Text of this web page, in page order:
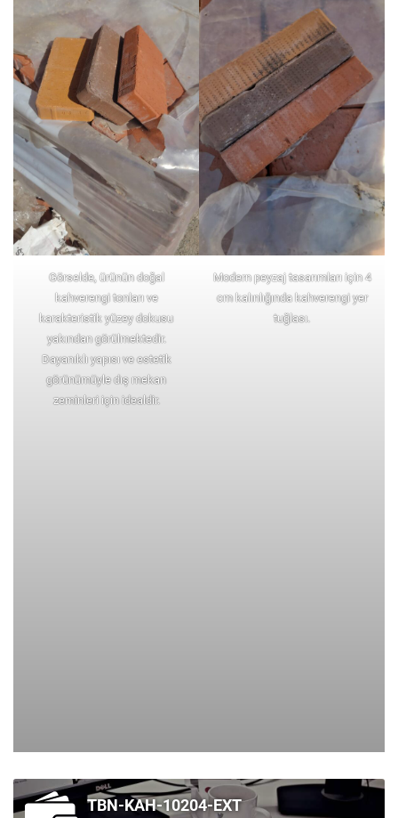
Görselde, ürünün doğal
kahverengi tonları ve
karakteristik yüzey dokusu
yakından görülmektedir.
Dayanıklı yapısı ve estetik
görünümüyle dış mekan
zeminleri için idealdir.
Modern peyzaj tasarımları için 4
cm kalınlığında kahverengi yer
tuğlası.
TBN-KAH-10204-EXT